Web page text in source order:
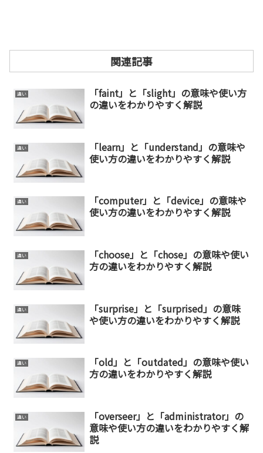
関連記事
違い
「faint」と「slight」の意味や使い方
の違いをわかりやすく解説
違い
「learn」と「understand」の意味や
使い方の違いをわかりやすく解説
違い
「computer」と「device」の意味や
使い方の違いをわかりやすく解説
違い
「choose」と「chose」の意味や使い
方の違いをわかりやすく解説
違い
「surprise」と「surprised」の意味
や使い方の違いをわかりやすく解説
違い
「old」と「outdated」の意味や使い
方の違いをわかりやすく解説
違い
「overseer」と「administrator」の
意味や使い方の違いをわかりやすく解
説